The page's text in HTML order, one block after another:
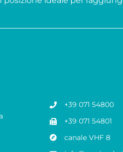
+39 071 54800
+39 071 54801
canale VHF 8